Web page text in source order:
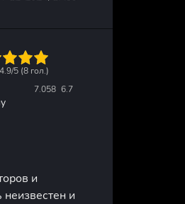
7.058 6.7
4.9/5 (8 гол.)
и
неизвестен и